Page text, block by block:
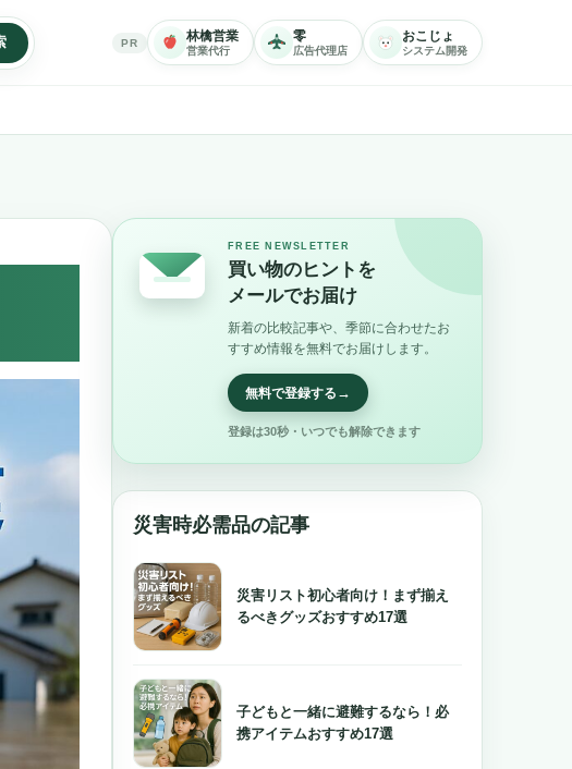
PR
林檎営業
営業代行
零
広告代理店
おこじょ
システム開発
FREE NEWSLETTER
買い物のヒントを
メールでお届け
新着の比較記事や、季節に合わせたお
すすめ情報を無料でお届けします。
無料で登録する →
登録は30秒・いつでも解除できます
災害時必需品の記事
災害リスト初心者向け！まず揃え
るべきグッズおすすめ17選
子どもと一緒に避難するなら！必
携アイテムおすすめ17選